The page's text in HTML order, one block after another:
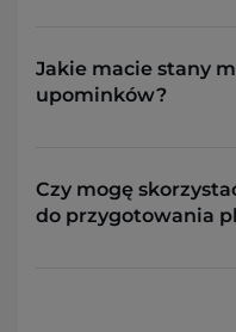
Jakie macie stany
upominków?
Czy mogę
do przygotowania